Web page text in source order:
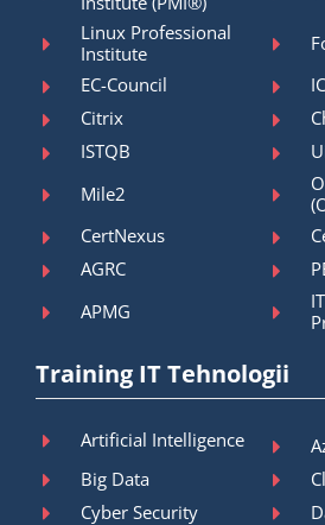
Linux Professional
Institute
EC-Council
Citrix
ISTQB
Mile2
CertNexus
AGRC
APMG
Training IT Tehnologii
Artificial Intelligence
Big Data
Cyber Security